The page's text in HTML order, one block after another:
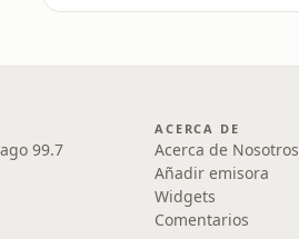
99.7
ACERCA DE
Acerca de Nosotros
Añadir emisora
Widgets
Comentarios